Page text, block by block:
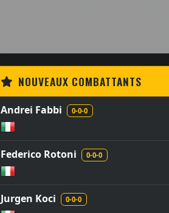
NOUVEAUX COMBATTANTS
Andrei Fabbi 0-0-0
Federico Rotoni 0-0-0
Jurgen Koci 0-0-0